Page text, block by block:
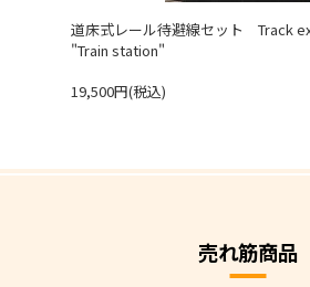
道床式レール待避線セット Track
"Train station"
19,500円(税込)
売れ筋商品